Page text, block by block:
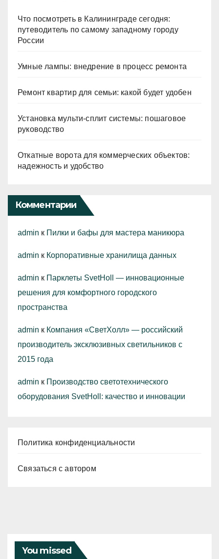
Что посмотреть в Калининграде сегодня:
путеводитель по самому западному городу
России
Умные лампы: внедрение в процесс ремонта
Ремонт квартир для семьи: какой будет удобен
Установка мульти-сплит системы: пошаговое
руководство
Откатные ворота для коммерческих объектов:
надежность и удобство
Комментарии
admin к Пилки и бафы для мастера маникюра
admin к Корпоративные хранилища данных
admin к Парклеты SvetHoll — инновационные
решения для комфортного городского
пространства
admin к Компания «СветХолл» — российский
производитель эксклюзивных светильников с
2015 года
admin к Производство светотехнического
оборудования SvetHoll: качество и инновации
Политика конфиденциальности
Связаться с автором
You missed